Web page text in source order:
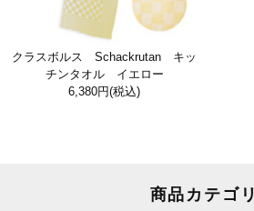
クラスボルス Schackrutan キッ
チンタオル イエロー
6,380円(税込)
商品カテゴリ